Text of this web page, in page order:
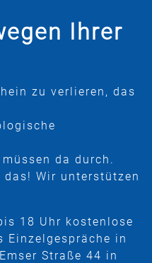
Ihrer
zu verlieren, das
da durch.
Wir unterstützen
18 Uhr kostenlose
Einzelgespräche in
Straße 44 in